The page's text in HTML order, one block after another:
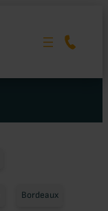
Bordeaux